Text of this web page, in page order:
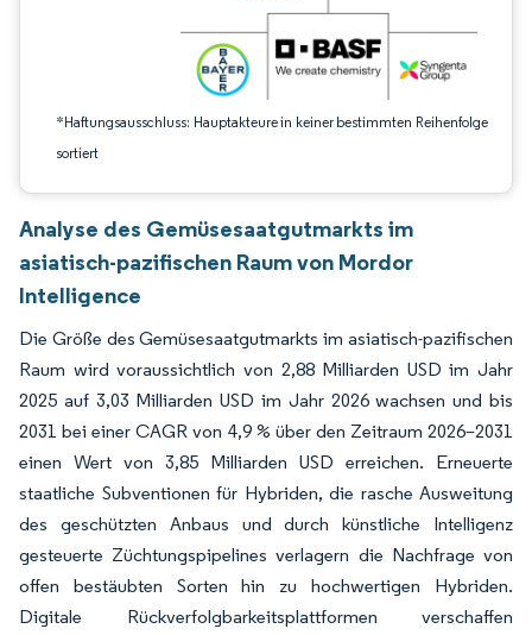
*Haftungsausschluss: Hauptakteure in keiner bestimmten Reihenfolge
sortiert
Analyse des Gemüsesaatgutmarkts im
asiatisch-pazifischen Raum von Mordor
Intelligence
Die Größe des Gemüsesaatgutmarkts im asiatisch-pazifischen
Raum wird voraussichtlich von 2,88 Milliarden USD im Jahr
2025 auf 3,03 Milliarden USD im Jahr 2026 wachsen und bis
2031 bei einer CAGR von 4,9 % über den Zeitraum 2026–2031
einen Wert von 3,85 Milliarden USD erreichen. Erneuerte
staatliche Subventionen für Hybriden, die rasche Ausweitung
des geschützten Anbaus und durch künstliche Intelligenz
gesteuerte Züchtungspipelines verlagern die Nachfrage von
offen bestäubten Sorten hin zu hochwertigen Hybriden.
Digitale Rückverfolgbarkeitsplattformen verschaffen